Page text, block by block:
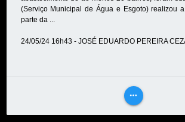
(Serviço Municipal de Água e Esgoto) realizou
parte da ...
24/05/24 16h43 - JOSÉ EDUARDO PEREIRA
more_horiz
VEJA